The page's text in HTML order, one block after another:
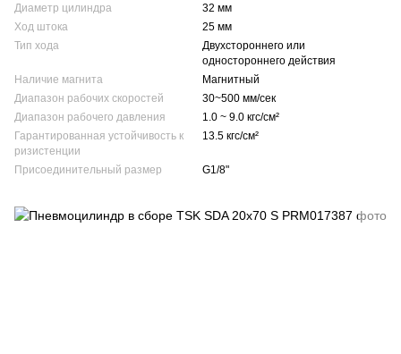
Диаметр цилиндра
32 мм
Ход штока
25 мм
Тип хода
Двухстороннего или
одностороннего действия
Наличие магнита
Магнитный
Диапазон рабочих скоростей
30~500 мм/сек
Диапазон рабочего давления
1.0 ~ 9.0 кгс/см²
Гарантированная устойчивость к
ризистенции
13.5 кгс/см²
Присоединительный размер G1/8"